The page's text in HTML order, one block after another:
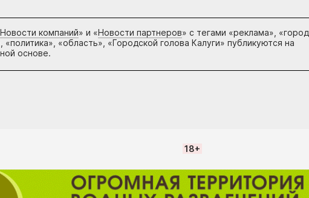
Новости компаний» и «Новости партнеров» с тегами «реклама»,
«область», «Городской голова Калуги» публикуются на
основе.
18+